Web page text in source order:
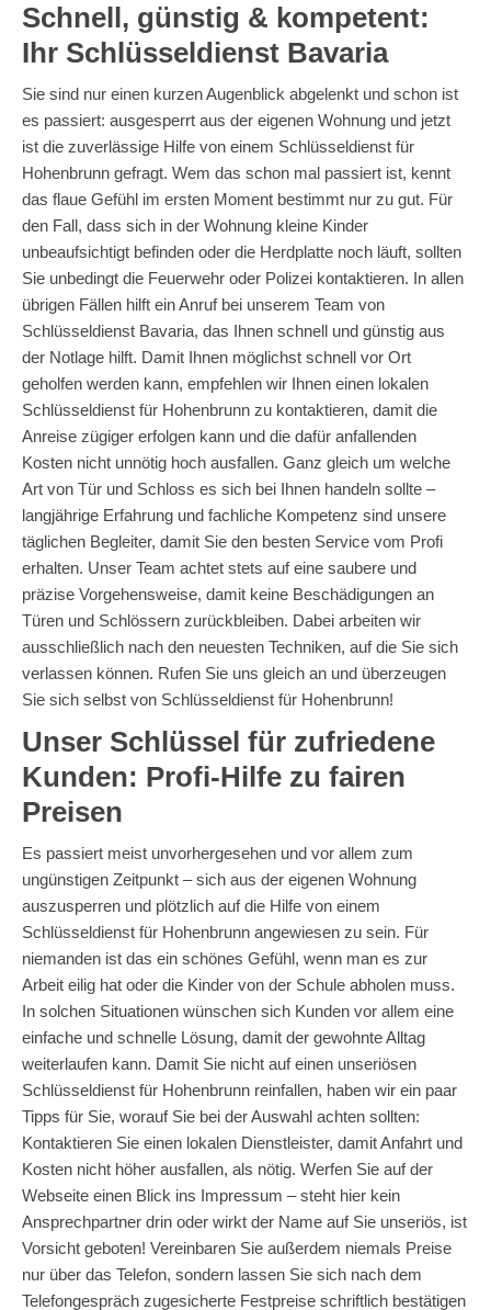
Schnell, günstig & kompetent:
Ihr Schlüsseldienst Bavaria
Sie sind nur einen kurzen Augenblick abgelenkt und schon ist
es passiert: ausgesperrt aus der eigenen Wohnung und jetzt
ist die zuverlässige Hilfe von einem Schlüsseldienst für
Hohenbrunn gefragt. Wem das schon mal passiert ist, kennt
das flaue Gefühl im ersten Moment bestimmt nur zu gut. Für
den Fall, dass sich in der Wohnung kleine Kinder
unbeaufsichtigt befinden oder die Herdplatte noch läuft, sollten
Sie unbedingt die Feuerwehr oder Polizei kontaktieren. In allen
übrigen Fällen hilft ein Anruf bei unserem Team von
Schlüsseldienst Bavaria, das Ihnen schnell und günstig aus
der Notlage hilft. Damit Ihnen möglichst schnell vor Ort
geholfen werden kann, empfehlen wir Ihnen einen lokalen
Schlüsseldienst für Hohenbrunn zu kontaktieren, damit die
Anreise zügiger erfolgen kann und die dafür anfallenden
Kosten nicht unnötig hoch ausfallen. Ganz gleich um welche
Art von Tür und Schloss es sich bei Ihnen handeln sollte –
langjährige Erfahrung und fachliche Kompetenz sind unsere
täglichen Begleiter, damit Sie den besten Service vom Profi
erhalten. Unser Team achtet stets auf eine saubere und
präzise Vorgehensweise, damit keine Beschädigungen an
Türen und Schlössern zurückbleiben. Dabei arbeiten wir
ausschließlich nach den neuesten Techniken, auf die Sie sich
verlassen können. Rufen Sie uns gleich an und überzeugen
Sie sich selbst von Schlüsseldienst für Hohenbrunn!
Unser Schlüssel für zufriedene
Kunden: Profi-Hilfe zu fairen
Preisen
Es passiert meist unvorhergesehen und vor allem zum
ungünstigen Zeitpunkt – sich aus der eigenen Wohnung
auszusperren und plötzlich auf die Hilfe von einem
Schlüsseldienst für Hohenbrunn angewiesen zu sein. Für
niemanden ist das ein schönes Gefühl, wenn man es zur
Arbeit eilig hat oder die Kinder von der Schule abholen muss.
In solchen Situationen wünschen sich Kunden vor allem eine
einfache und schnelle Lösung, damit der gewohnte Alltag
weiterlaufen kann. Damit Sie nicht auf einen unseriösen
Schlüsseldienst für Hohenbrunn reinfallen, haben wir ein paar
Tipps für Sie, worauf Sie bei der Auswahl achten sollten:
Kontaktieren Sie einen lokalen Dienstleister, damit Anfahrt und
Kosten nicht höher ausfallen, als nötig. Werfen Sie auf der
Webseite einen Blick ins Impressum – steht hier kein
Ansprechpartner drin oder wirkt der Name auf Sie unseriös, ist
Vorsicht geboten! Vereinbaren Sie außerdem niemals Preise
nur über das Telefon, sondern lassen Sie sich nach dem
Telefongespräch zugesicherte Festpreise schriftlich bestätigen